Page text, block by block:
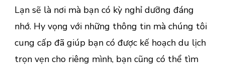
Lạn sẽ là nơi mà bạn có kỳ nghỉ dưỡng đáng
nhớ. Hy vọng với những thông tin mà chúng tôi
cung cấp đã giúp bạn có được kế hoạch du lịch
trọn vẹn cho riêng mình, bạn cũng có thể tìm